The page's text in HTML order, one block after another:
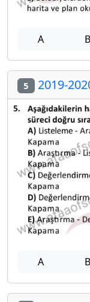
A B
5 2019-
A B